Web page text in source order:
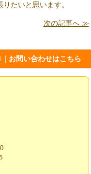
たいと思います。
次の記事へ ≫
お問い合わせはこちら